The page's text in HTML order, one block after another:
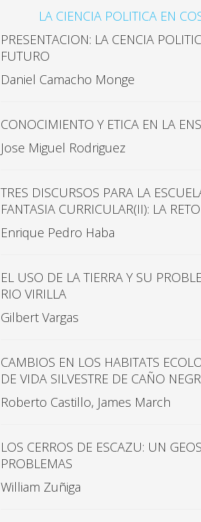
LA CIENCIA POLITICA EN
PRESENTACION: LA CENCIA
FUTURO
Daniel Camacho Monge
CONOCIMIENTO Y ETICA EN LA
Jose Miguel Rodriguez
TRES DISCURSOS PARA LA
FANTASIA CURRICULAR(II): LA
Enrique Pedro Haba
EL USO DE LA TIERRA Y SU
RIO VIRILLA
Gilbert Vargas
CAMBIOS EN LOS HABITATS
DE VIDA SILVESTRE DE CAÑO
Roberto Castillo, James March
LOS CERROS DE ESCAZU: UN
PROBLEMAS
William Zuñiga